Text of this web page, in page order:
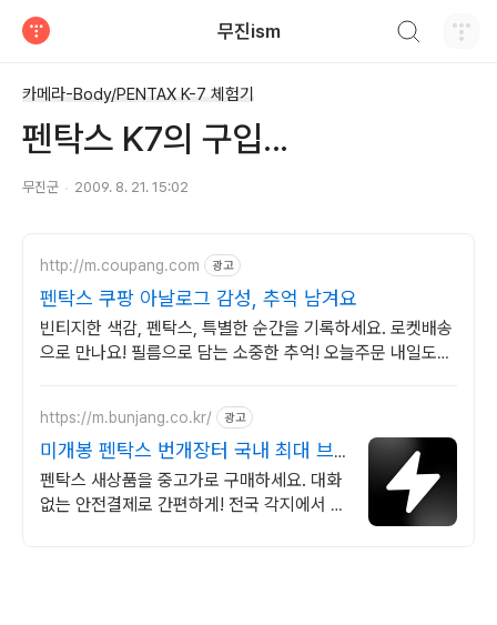
무진ism
카메라-Body/PENTAX K-7 체험기
펜탁스 K7의 구입...
무진군 2009. 8. 21. 15:02
http://m.coupang.com 광고
펜탁스 쿠팡 아날로그 감성, 추억 남겨요
빈티지한 색감, 펜탁스, 특별한 순간을 기록하세요. 로켓배송
으로 만나요! 필름으로 담는 소중한 추억! 오늘주문 내일도착
https://m.bunjang.co.kr/ 광고
미개봉 펜탁스 번개장터 국내 최대 브
랜드 중고거래
펜탁스 새상품을 중고가로 구매하세요. 대화
없는 안전결제로 간편하게! 전국 각지에서 올